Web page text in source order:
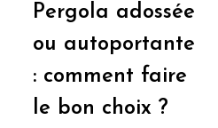
Pergola adossée
ou autoportante
: comment faire
le bon choix ?